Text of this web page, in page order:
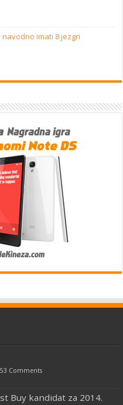
navodno imati 8 jezgri
Comments
Buy kandidat za 2014.